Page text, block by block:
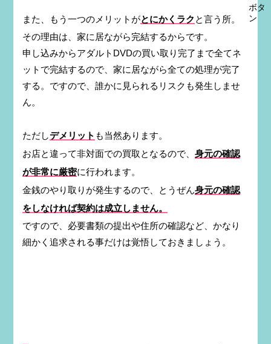
また、もう一つのメリットがとにかくラク と言う所。
その理由は、家に居ながら完結するからです。
申し込みからアダルトDVDの買い取り完了まで全てネ
ットで完結するので、家に居ながら全ての処理が完了
する。ですので、誰かに見られるリスクも発生しませ
ん。
ただしデメリット も当然あります。
お店と違って非対面での買取となるので、身元の確認
が非常に厳密に行われます。
金銭のやり取りが発生するので、とうぜん身元の確認
をしなければ契約は成立しません。
ですので、必要書類の提出や住所の確認など、かなり
細かく追求される事だけは覚悟しておきましょう。